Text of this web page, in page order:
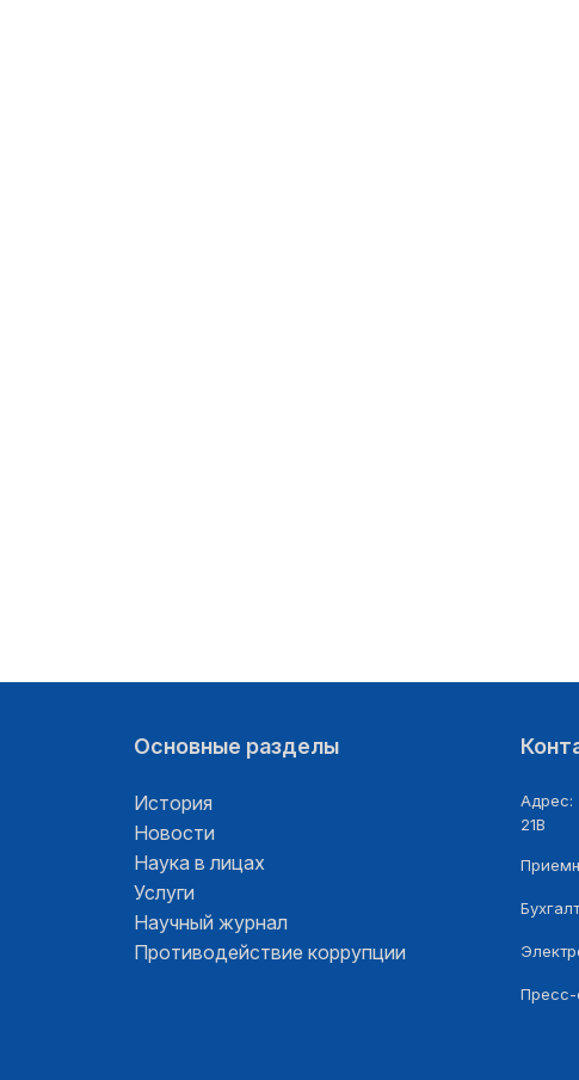
Основные разделы
История
Новости
Наука в лицах
Услуги
Научный журнал
Противодействие коррупции
Адрес:
21В
Пресс-